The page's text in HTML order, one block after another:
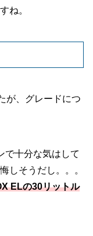
ね。
が、グレードにつ
で十分な気はして
しそうだし。。。
ELの30リットル